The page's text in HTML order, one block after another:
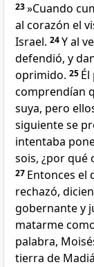
23»Cuando
al corazón el
Israel. 24Y al
defendió, y
oprimido. 25
comprendían
suya, pero
siguiente se
intentaba
sois, ¿por qué
27 Entonces el
rechazó,
gobernante y
matarme
palabra,
tierra de